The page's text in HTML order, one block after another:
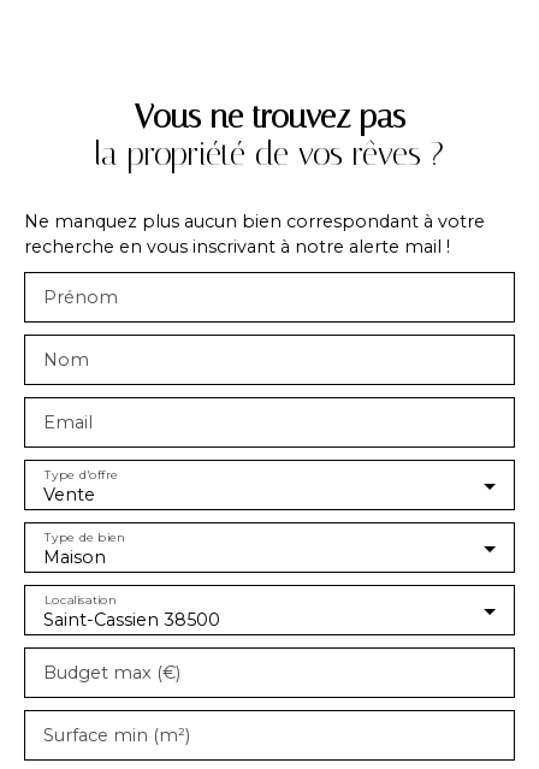
Vous ne trouvez pas
la propriété de vos rêves ?
Ne manquez plus aucun bien correspondant à votre
recherche en vous inscrivant à notre alerte mail !
Prénom
Nom
Email
Vente
Type d'offre
Maison
Type de bien
Saint-Cassien 38500
Localisation
Budget max (€)
Surface min (m²)